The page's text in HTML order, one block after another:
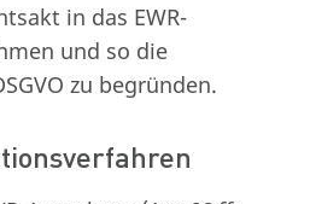
in das EWR-
und so die
zu begründen.